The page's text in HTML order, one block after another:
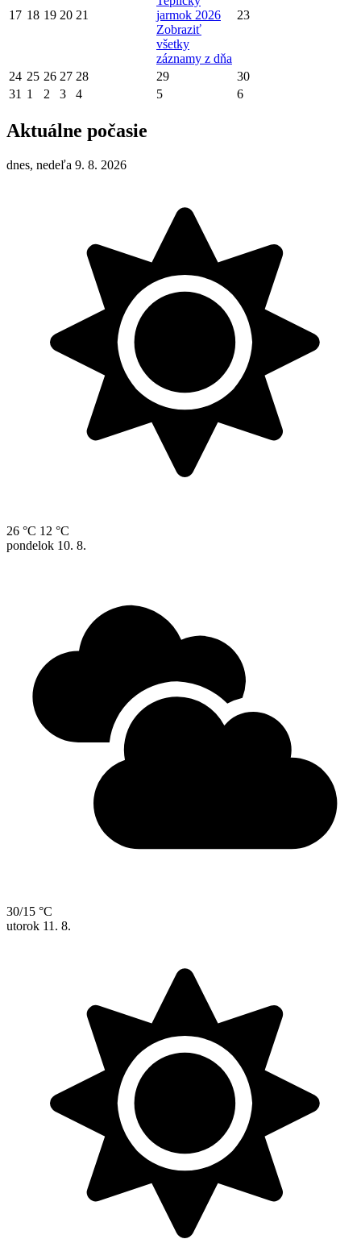
17 18 19 20 21
jarmok 2026
Zobraziť
všetky
záznamy z dňa
23
24 25 26 27 28 29
30
31 1 2 3 4 5 6
Aktuálne počasie
dnes, nedeľa 9. 8. 2026
26 °C 12 °C
pondelok 10. 8.
30/15 °C
utorok 11. 8.